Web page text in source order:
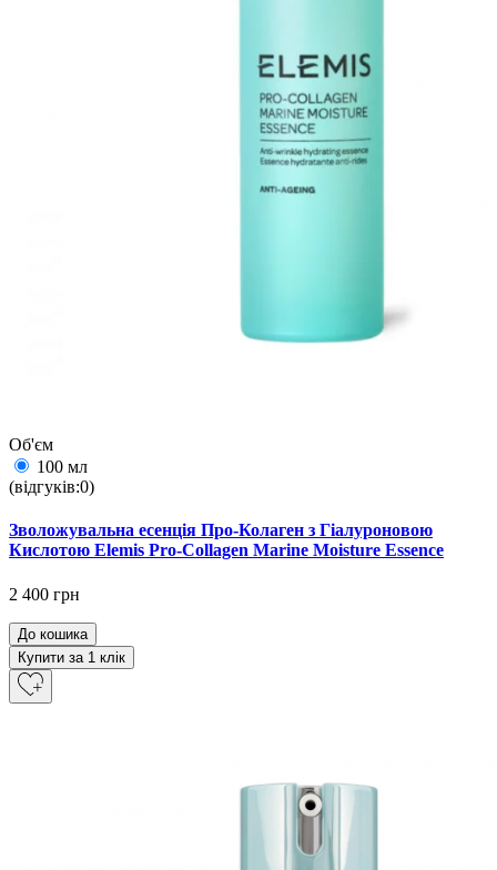
Об'єм
100 мл
(відгуків:0)
Зволожувальна есенція Про-Колаген з Гіалуроновою
Кислотою Elemis Pro-Collagen Marine Moisture Essence
2 400 грн
До кошика
Купити за 1 клiк